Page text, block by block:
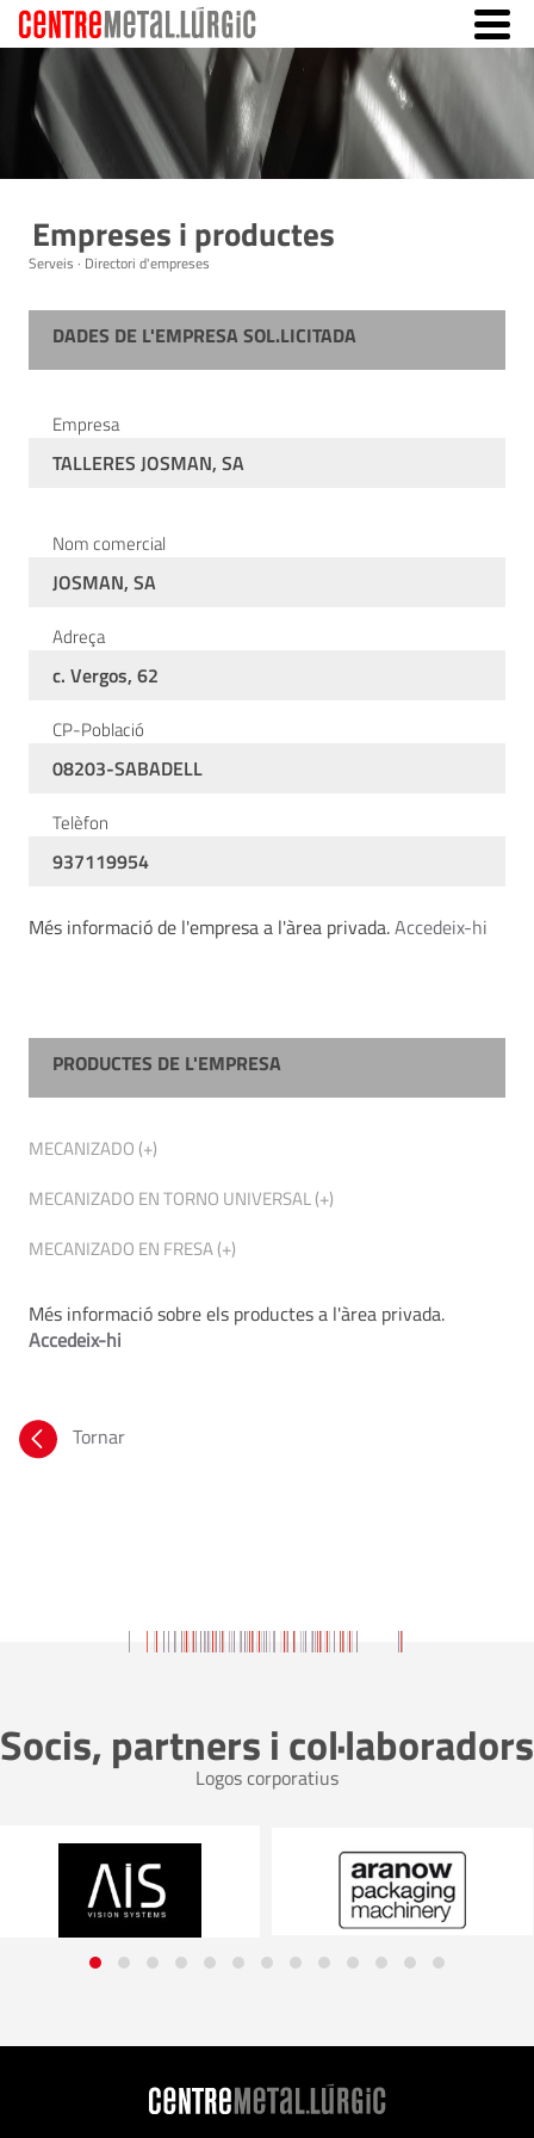
Empreses i productes
Serveis · Directori d'empreses
DADES DE L'EMPRESA SOL.LICITADA
Empresa
TALLERES JOSMAN, SA
Nom comercial
JOSMAN, SA
Adreça
c. Vergos, 62
CP-Població
08203-SABADELL
Telèfon
937119954
Més informació de l'empresa a l'àrea privada.Accedeix-hi
PRODUCTES DE L'EMPRESA
MECANIZADO (+)
MECANIZADO EN TORNO UNIVERSAL (+)
MECANIZADO EN FRESA (+)
Més informació sobre els productes a l'àrea privada.
Accedeix-hi
Tornar
Socis, partners i col·laboradors
Logos corporatius